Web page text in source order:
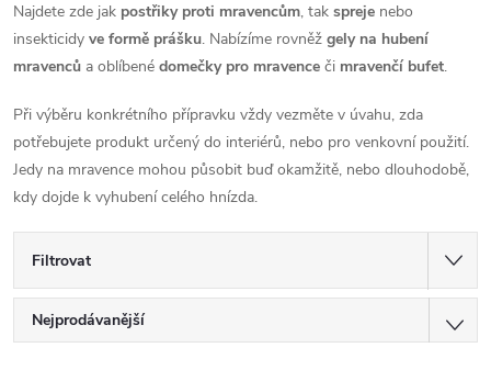
Najdete zde jak postřiky proti mravencům, tak spreje nebo
insekticidy ve formě prášku. Nabízíme rovněž gely na hubení
mravenců a oblíbené domečky pro mravence či mravenčí bufet.
Při výběru konkrétního přípravku vždy vezměte v úvahu, zda
potřebujete produkt určený do interiérů, nebo pro venkovní použití.
Jedy na mravence mohou působit buď okamžitě, nebo dlouhodobě,
kdy dojde k vyhubení celého hnízda.
Filtrovat
a
Nejprodávanější